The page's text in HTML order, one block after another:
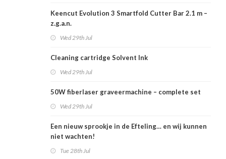
Keencut Evolution 3 Smartfold Cutter Bar 2.1 m –
z.g.a.n.
Wed 29th Jul
Cleaning cartridge Solvent Ink
Wed 29th Jul
50W fiberlaser graveermachine – complete set
Wed 29th Jul
Een nieuw sprookje in de Efteling… en wij kunnen
niet wachten!
Tue 28th Jul